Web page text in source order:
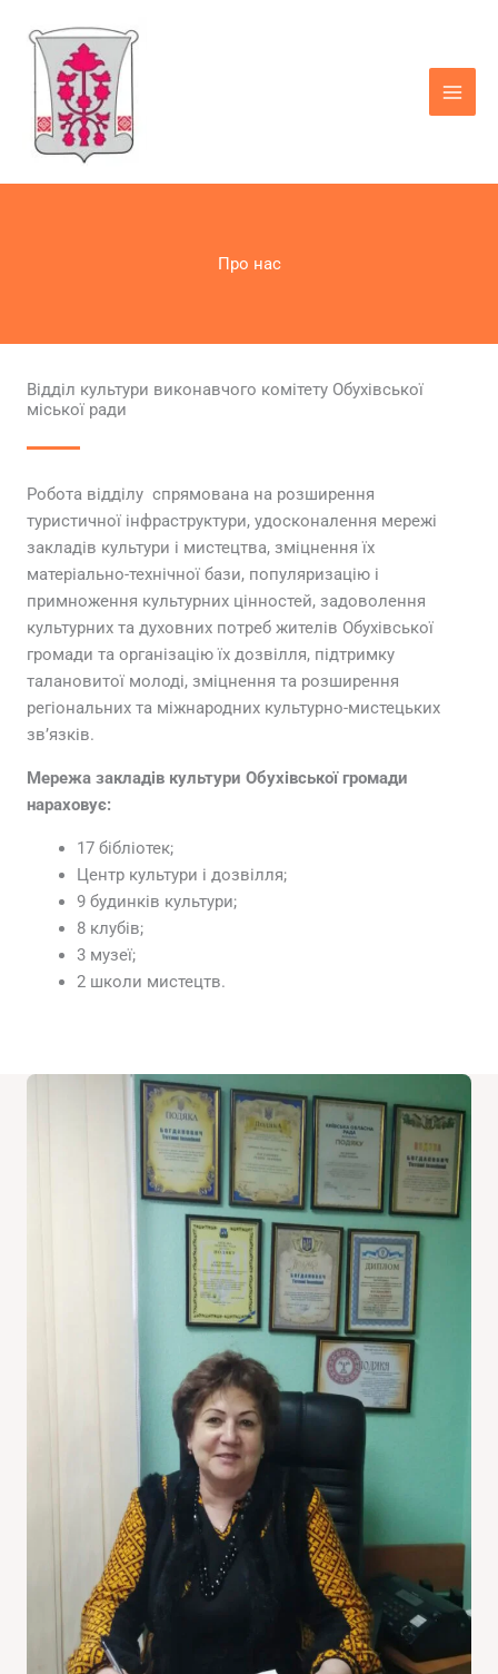
вмісту
Про нас
Відділ культури виконавчого комітету Обухівської
міської ради
Робота відділу спрямована на розширення
туристичної інфраструктури, удосконалення мережі
закладів культури і мистецтва, зміцнення їх
матеріально-технічної бази, популяризацію і
примноження культурних цінностей, задоволення
культурних та духовних потреб жителів Обухівської
громади та організацію їх дозвілля, підтримку
талановитої молоді, зміцнення та розширення
регіональних та міжнародних культурно-мистецьких
зв’язків.
Мережа закладів культури Обухівської громади
нараховує:
17 бібліотек;
Центр культури і дозвілля;
9 будинків культури;
8 клубів;
3 музеї;
2 школи мистецтв.